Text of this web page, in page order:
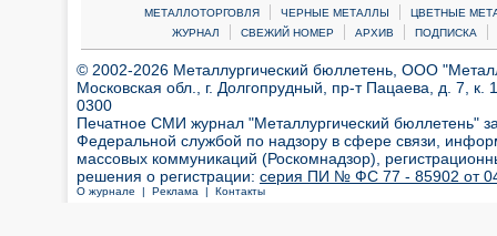
МЕТАЛЛОТОРГОВЛЯ | ЧЕРНЫЕ МЕТАЛЛЫ |
ЦВЕТНЫЕ
ЖУРНАЛ
| СВЕЖИЙ НОМЕР | АРХИВ | ПОДПИСКА |
© 2002-2026 Металлургический бюллетень, ООО
Московская обл., г. Долгопрудный, пр-т Пацаева, д. 7,
0300
Печатное СМИ журнал "Металлургический бюллетень"
Федеральной службой по надзору в сфере связи,
массовых коммуникаций (Роскомнадзор),
решения о регистрации: серия ПИ № ФС 77 - 85902 от 04
О журнале | Реклама | Контакты